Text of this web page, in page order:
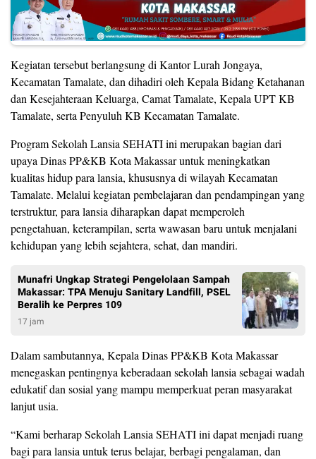
Kegiatan tersebut berlangsung di Kantor Lurah Jongaya,
Kecamatan Tamalate, dan dihadiri oleh Kepala Bidang Ketahanan
dan Kesejahteraan Keluarga, Camat Tamalate, Kepala UPT KB
Tamalate, serta Penyuluh KB Kecamatan Tamalate.
Program Sekolah Lansia SEHATI ini merupakan bagian dari
upaya Dinas PP&KB Kota Makassar untuk meningkatkan
kualitas hidup para lansia, khususnya di wilayah Kecamatan
Tamalate. Melalui kegiatan pembelajaran dan pendampingan yang
terstruktur, para lansia diharapkan dapat memperoleh
pengetahuan, keterampilan, serta wawasan baru untuk menjalani
kehidupan yang lebih sejahtera, sehat, dan mandiri.
Munafri Ungkap Strategi Pengelolaan Sampah
Makassar: TPA Menuju Sanitary Landfill, PSEL
Beralih ke Perpres 109
17 jam
Dalam sambutannya, Kepala Dinas PP&KB Kota Makassar
menegaskan pentingnya keberadaan sekolah lansia sebagai wadah
edukatif dan sosial yang mampu memperkuat peran masyarakat
lanjut usia.
“Kami berharap Sekolah Lansia SEHATI ini dapat menjadi ruang
bagi para lansia untuk terus belajar, berbagi pengalaman, dan